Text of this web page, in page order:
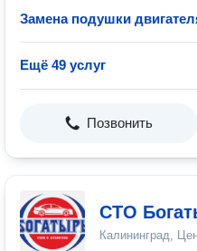
Замена подушки
Ещё 49 услуг
Позвонить
СТО
Калининград,